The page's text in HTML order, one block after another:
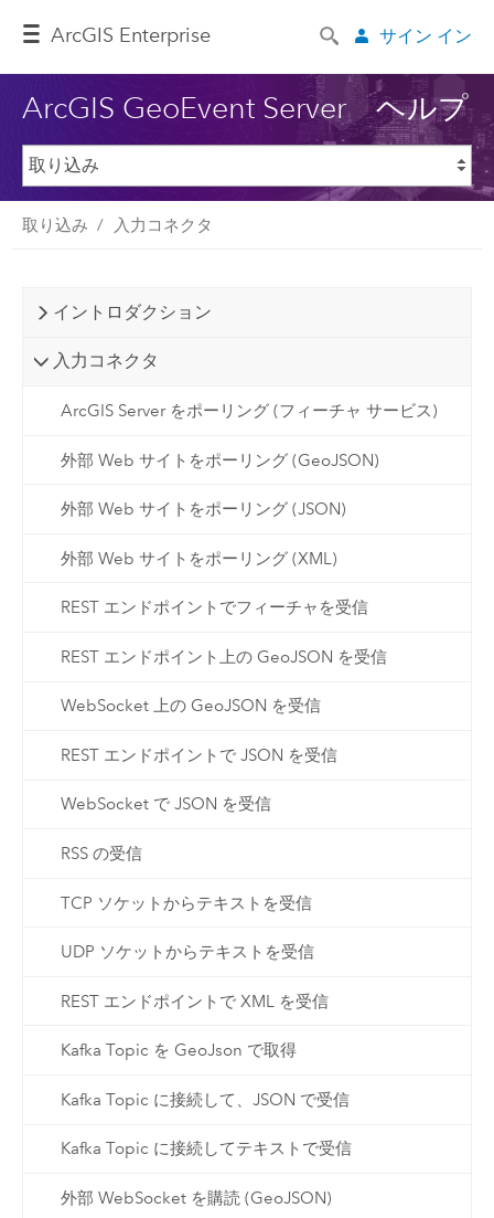
ArcGIS Enterprise サイン イン
ArcGIS GeoEvent Server ヘルプ
取り込み 入力コネクタ
イントロダクション
入力コネクタ
ArcGIS Server をポーリング (フィーチャ サービス)
外部 Web サイトをポーリング (GeoJSON)
外部 Web サイトをポーリング (JSON)
外部 Web サイトをポーリング (XML)
REST エンドポイントでフィーチャを受信
REST エンドポイント上の GeoJSON を受信
WebSocket 上の GeoJSON を受信
REST エンドポイントで JSON を受信
WebSocket で JSON を受信
RSS の受信
TCP ソケットからテキストを受信
UDP ソケットからテキストを受信
REST エンドポイントで XML を受信
Kafka Topic を GeoJson で取得
Kafka Topic に接続して、JSON で受信
Kafka Topic に接続してテキストで受信
外部 WebSocket を購読 (GeoJSON)